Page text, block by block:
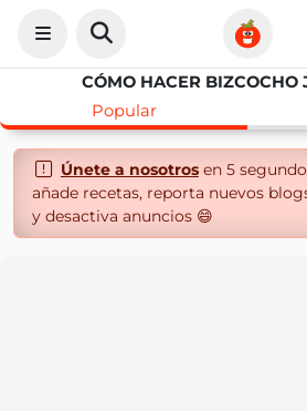
Popular
Únete a nosotrosen 5
añade recetas, reporta nuevos
y desactiva anuncios 😄